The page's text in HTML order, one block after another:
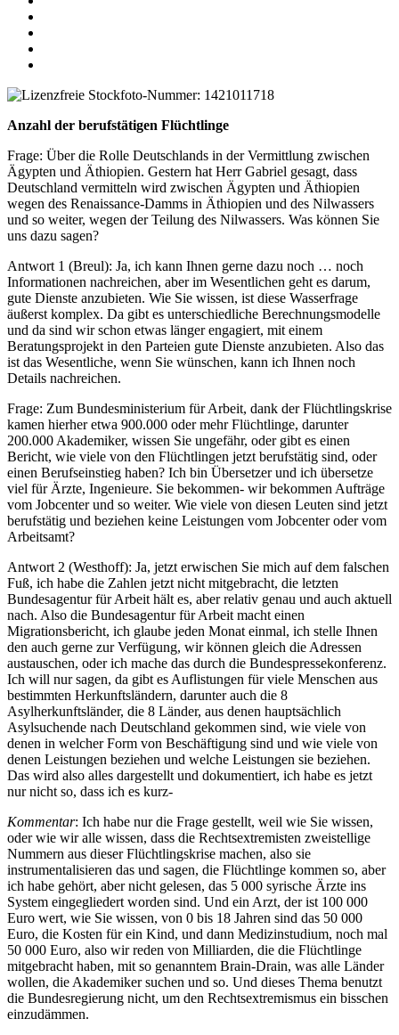
Anzahl der berufstätigen Flüchtlinge
Frage: Über die Rolle Deutschlands in der Vermittlung zwischen
Ägypten und Äthiopien. Gestern hat Herr Gabriel gesagt, dass
Deutschland vermitteln wird zwischen Ägypten und Äthiopien
wegen des Renaissance-Damms in Äthiopien und des Nilwassers
und so weiter, wegen der Teilung des Nilwassers. Was können Sie
uns dazu sagen?
Antwort 1 (Breul): Ja, ich kann Ihnen gerne dazu noch … noch
Informationen nachreichen, aber im Wesentlichen geht es darum,
gute Dienste anzubieten. Wie Sie wissen, ist diese Wasserfrage
äußerst komplex. Da gibt es unterschiedliche Berechnungsmodelle
und da sind wir schon etwas länger engagiert, mit einem
Beratungsprojekt in den Parteien gute Dienste anzubieten. Also das
ist das Wesentliche, wenn Sie wünschen, kann ich Ihnen noch
Details nachreichen.
Frage: Zum Bundesministerium für Arbeit, dank der Flüchtlingskrise
kamen hierher etwa 900.000 oder mehr Flüchtlinge, darunter
200.000 Akademiker, wissen Sie ungefähr, oder gibt es einen
Bericht, wie viele von den Flüchtlingen jetzt berufstätig sind, oder
einen Berufseinstieg haben? Ich bin Übersetzer und ich übersetze
viel für Ärzte, Ingenieure. Sie bekommen- wir bekommen Aufträge
vom Jobcenter und so weiter. Wie viele von diesen Leuten sind jetzt
berufstätig und beziehen keine Leistungen vom Jobcenter oder vom
Arbeitsamt?
Antwort 2 (Westhoff): Ja, jetzt erwischen Sie mich auf dem falschen
Fuß, ich habe die Zahlen jetzt nicht mitgebracht, die letzten
Bundesagentur für Arbeit hält es, aber relativ genau und auch aktuell
nach. Also die Bundesagentur für Arbeit macht einen
Migrationsbericht, ich glaube jeden Monat einmal, ich stelle Ihnen
den auch gerne zur Verfügung, wir können gleich die Adressen
austauschen, oder ich mache das durch die Bundespressekonferenz.
Ich will nur sagen, da gibt es Auflistungen für viele Menschen aus
bestimmten Herkunftsländern, darunter auch die 8
Asylherkunftsländer, die 8 Länder, aus denen hauptsächlich
Asylsuchende nach Deutschland gekommen sind, wie viele von
denen in welcher Form von Beschäftigung sind und wie viele von
denen Leistungen beziehen und welche Leistungen sie beziehen.
Das wird also alles dargestellt und dokumentiert, ich habe es jetzt
nur nicht so, dass ich es kurz-
Kommentar: Ich habe nur die Frage gestellt, weil wie Sie wissen,
oder wie wir alle wissen, dass die Rechtsextremisten zweistellige
Nummern aus dieser Flüchtlingskrise machen, also sie
instrumentalisieren das und sagen, die Flüchtlinge kommen so, aber
ich habe gehört, aber nicht gelesen, das 5 000 syrische Ärzte ins
System eingegliedert worden sind. Und ein Arzt, der ist 100 000
Euro wert, wie Sie wissen, von 0 bis 18 Jahren sind das 50 000
Euro, die Kosten für ein Kind, und dann Medizinstudium, noch mal
50 000 Euro, also wir reden von Milliarden, die die Flüchtlinge
mitgebracht haben, mit so genanntem Brain-Drain, was alle Länder
wollen, die Akademiker suchen und so. Und dieses Thema benutzt
die Bundesregierung nicht, um den Rechtsextremismus ein bisschen
einzudämmen.